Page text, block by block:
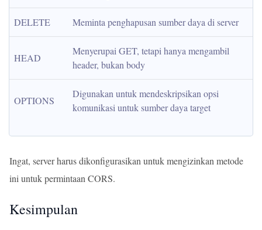
DELETE Meminta penghapusan sumber daya di server
HEAD
Menyerupai GET, tetapi hanya mengambil
header, bukan body
OPTIONS
Digunakan untuk mendeskripsikan opsi
komunikasi untuk sumber daya target
Ingat, server harus dikonfigurasikan untuk mengizinkan metode
ini untuk permintaan CORS.
Kesimpulan